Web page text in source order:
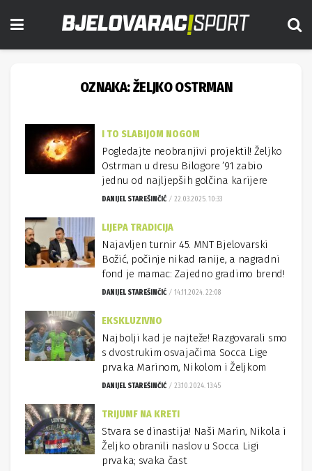
OZNAKA:ŽELJKO OSTRMAN
I TO SLABIJOM NOGOM
Pogledajte neobranjivi projektil! Željko
Ostrman u dresu Bilogore ’91 zabio
jednu od najljepših golčina karijere
DANIJEL STAREŠINČIĆ 22.03.2025. 10:33
LIJEPA TRADICIJA
Najavljen turnir 45. MNT Bjelovarski
Božić, počinje nikad ranije, a nagradni
fond je mamac: Zajedno gradimo brend!
DANIJEL STAREŠINČIĆ 14.11.2024. 22:08
EKSKLUZIVNO
Najbolji kad je najteže! Razgovarali smo
s dvostrukim osvajačima Socca Lige
prvaka Marinom, Nikolom i Željkom
DANIJEL STAREŠINČIĆ 23.10.2024. 13:45
TRIJUMF NA KRETI
Stvara se dinastija! Naši Marin, Nikola i
Željko obranili naslov u Socca Ligi
prvaka; svaka čast